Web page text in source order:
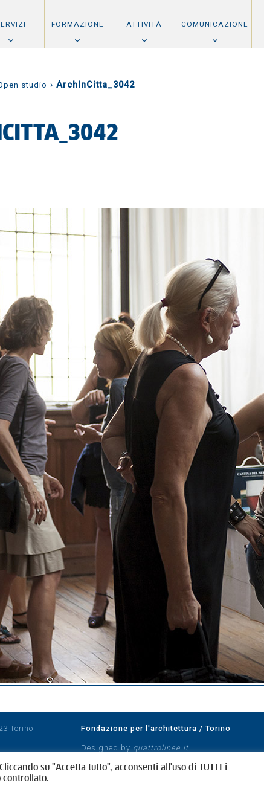
FORMAZIONE ATTIVITÀ COMUNICAZIONE
studio › ArchInCitta_3042
Torino
Fondazione per l'architettura / Torino
Designed by quattrolinee.it
su "Accetta tutto", acconsenti all'uso di TUTTI i
controllato.